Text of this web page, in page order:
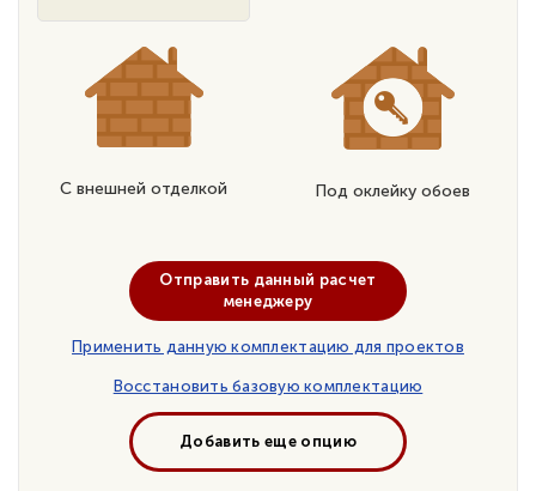
С внешней отделкой Под оклейку обоев
Отправить данный расчет
менеджеру
Применить данную комплектацию для проектов
Восстановить базовую комплектацию
Добавить еще опцию